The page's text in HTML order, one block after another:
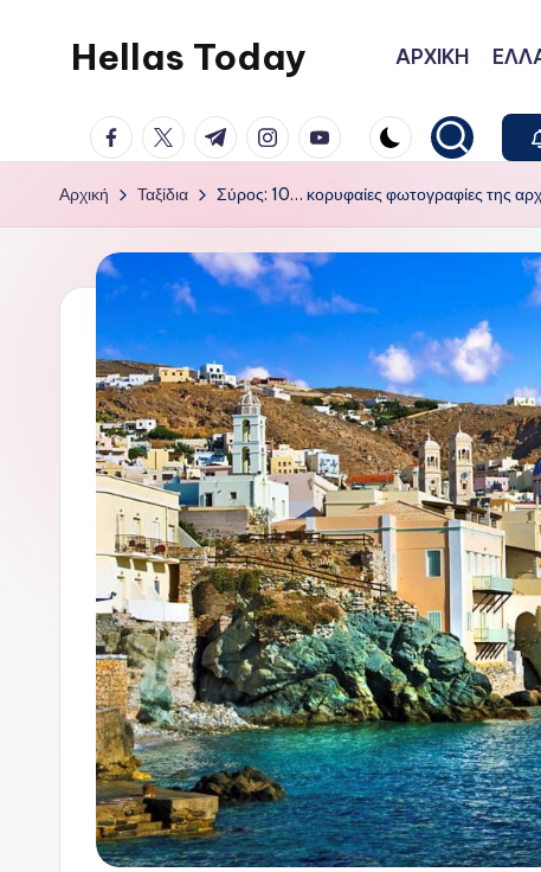
Μετάβαση
περιεχόμενο
Hellas Today ΑΡΧΙΚΗ
facebook.com
twitter.com
t.me instagram.com
youtube.com
Αρχική Ταξίδια Σύρος: 10… κορυφαίες φωτογραφίες της